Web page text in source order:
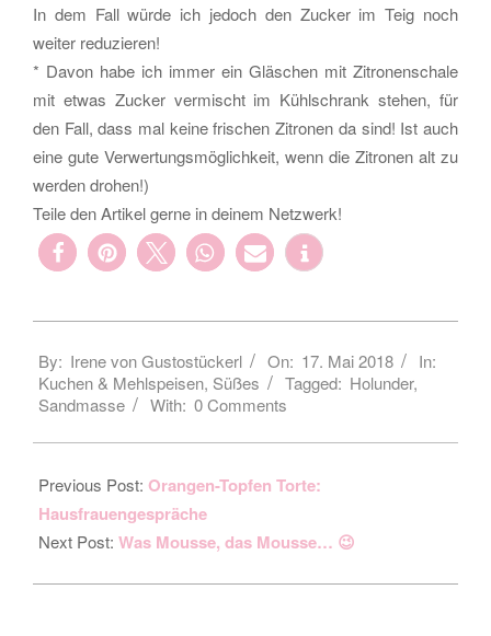
In dem Fall würde ich jedoch den Zucker im Teig noch
weiter reduzieren!
* Davon habe ich immer ein Gläschen mit Zitronenschale
mit etwas Zucker vermischt im Kühlschrank stehen, für
den Fall, dass mal keine frischen Zitronen da sind! Ist auch
eine gute Verwertungsmöglichkeit, wenn die Zitronen alt zu
werden drohen!)
Teile den Artikel gerne in deinem Netzwerk!
05-
17
By: Irene von Gustostückerl On: 17. Mai 2018
In:
Kuchen & Mehlspeisen, Süßes Tagged: Holunder,
Sandmasse
With: 0 Comments
Previous Post: Orangen-Topfen Torte:
Hausfrauengespräche
Next Post: Was Mousse, das Mousse… 😉